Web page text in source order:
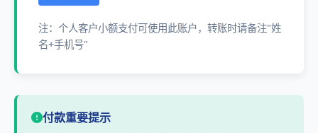
注：个人客户小额支付可使用此账户，转账时请备注"姓
名+手机号"
付款重要提示